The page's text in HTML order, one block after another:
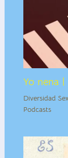
Yo nena
Diversidad
Podcasts